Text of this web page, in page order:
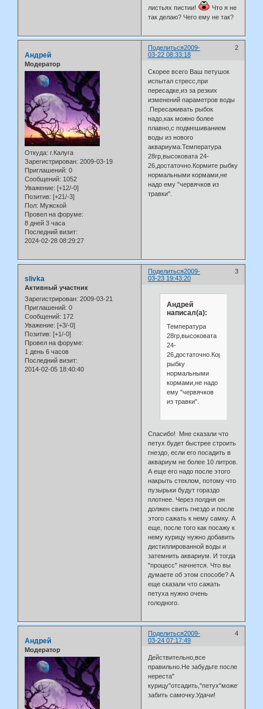
листьях пистии!
Что я не
так делаю? Чего ему не так?
Поделиться 2
2009-
03-22 08:33:18
Андрей
Модератор
Откуда: г.Калуга
Зарегистрирован: 2009-03-19
Приглашений: 0
Сообщений: 1052
Уважение: [+12/-0]
Позитив: [+21/-3]
Пол: Мужской
Провел на форуме:
8 дней 3 часа
Последний визит:
2024-02-28 08:29:27
Скорее всего Ваш петушок
испытал стресс,при
пересадке,из за резких
изменений параметров воды
.Пересаживать рыбок
надо,как можно более
плавно,с подмешиванием
воды из нового
аквариума.Температура
28гр,высоковата 24-
26,достаточно.Кормите рыбку
нормальными кормами,не
надо ему "червячков из
травки".
Поделиться 3
2009-
03-23 19:43:20
slivka
Активный участник
Зарегистрирован: 2009-03-21
Приглашений: 0
Сообщений: 172
Уважение: [+3/-0]
Позитив: [+1/-0]
Провел на форуме:
1 день 6 часов
Последний визит:
2014-02-05 18:40:40
Андрей
написал(а):
Температура
28гр,высоковата
24-
26,достаточно.Кормите
рыбку
нормальными
кормами,не надо
ему "червячков
из травки".
Спасибо! Мне сказали что
петух будет быстрее строить
гнездо, если его посадить в
аквариум не более 10 литров.
А еще его надо после этого
накрыть стеклом, потому что
пузырьки будут гораздо
плотнее. Через полдня он
должен свить гнездо и после
этого сажать к нему самку. А
еще, после того как посажу к
нему курицу нужно добавить
дистиллированной воды и
затемнить аквариум. И тогда
"процесс" начнется. Что вы
думаете об этом способе? А
еще сказали что сажать
петуха нужно очень
голодного.
Поделиться 4
2009-
03-24 07:17:49
Андрей
Модератор
Действительно,все
правильно.Не забудьте после
нереста"
курицу"отсадить,"петух"может
забить самочку.Удачи!